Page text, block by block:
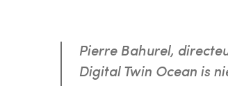
Pierre Bahurel,
Digital Twin Ocean is